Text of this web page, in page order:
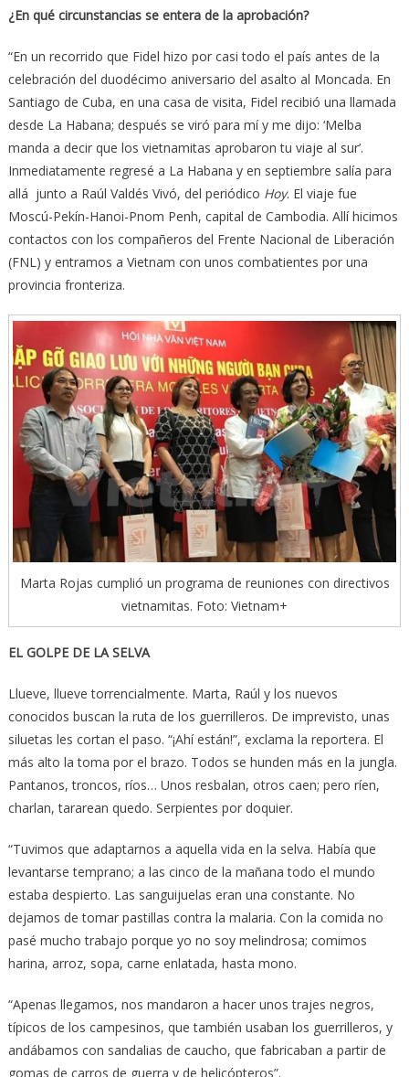
¿En qué circunstancias se entera de la aprobación?
“En un recorrido que Fidel hizo por casi todo el país antes de la
celebración del duodécimo aniversario del asalto al Moncada. En
Santiago de Cuba, en una casa de visita, Fidel recibió una llamada
desde La Habana; después se viró para mí y me dijo: ‘Melba
manda a decir que los vietnamitas aprobaron tu viaje al sur’.
Inmediatamente regresé a La Habana y en septiembre salía para
allá junto a Raúl Valdés Vivó, del periódico Hoy. El viaje fue
Moscú-Pekín-Hanoi-Pnom Penh, capital de Cambodia. Allí hicimos
contactos con los compañeros del Frente Nacional de Liberación
(FNL) y entramos a Vietnam con unos combatientes por una
provincia fronteriza.
Marta Rojas cumplió un programa de reuniones con directivos
vietnamitas. Foto: Vietnam+
EL GOLPE DE LA SELVA
Llueve, llueve torrencialmente. Marta, Raúl y los nuevos
conocidos buscan la ruta de los guerrilleros. De imprevisto, unas
siluetas les cortan el paso. “¡Ahí están!”, exclama la reportera. El
más alto la toma por el brazo. Todos se hunden más en la jungla.
Pantanos, troncos, ríos… Unos resbalan, otros caen; pero ríen,
charlan, tararean quedo. Serpientes por doquier.
“Tuvimos que adaptarnos a aquella vida en la selva. Había que
levantarse temprano; a las cinco de la mañana todo el mundo
estaba despierto. Las sanguijuelas eran una constante. No
dejamos de tomar pastillas contra la malaria. Con la comida no
pasé mucho trabajo porque yo no soy melindrosa; comimos
harina, arroz, sopa, carne enlatada, hasta mono.
“Apenas llegamos, nos mandaron a hacer unos trajes negros,
típicos de los campesinos, que también usaban los guerrilleros, y
andábamos con sandalias de caucho, que fabricaban a partir de
gomas de carros de guerra y de helicópteros”.